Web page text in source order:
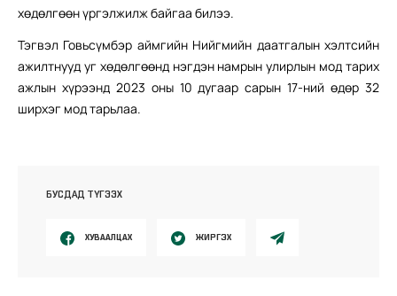
хөдөлгөөн үргэлжилж байгаа билээ.
Тэгвэл Говьсүмбэр аймгийн Нийгмийн даатгалын хэлтсийн
ажилтнууд уг хөдөлгөөнд нэгдэн намрын улирлын мод тарих
ажлын хүрээнд 2023 оны 10 дугаар сарын 17-ний өдөр 32
ширхэг мод тарьлаа.
БУСДАД ТҮГЭЭХ
ХУВААЛЦАХ ЖИРГЭХ